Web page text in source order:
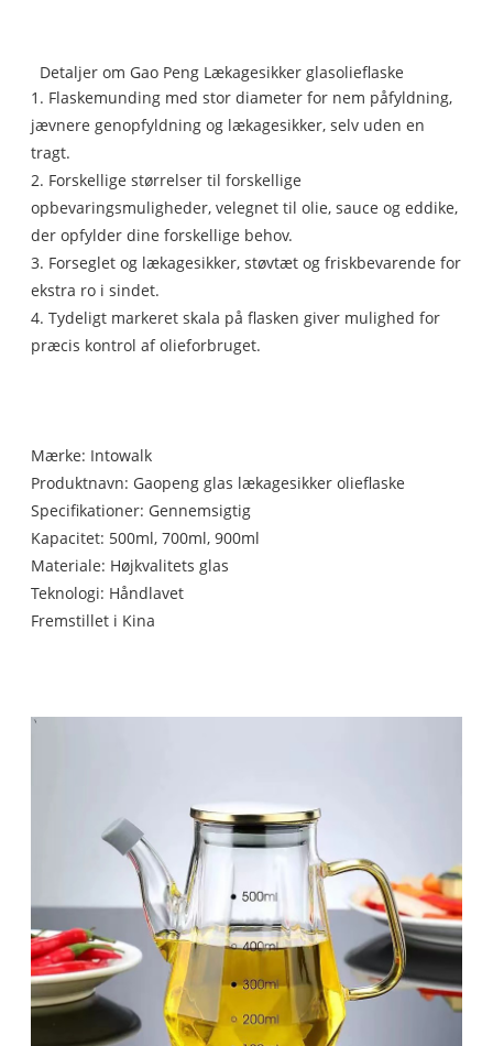
Detaljer om Gao Peng Lækagesikker glasolieflaske
1. Flaskemunding med stor diameter for nem påfyldning,
jævnere genopfyldning og lækagesikker, selv uden en
tragt.
2. Forskellige størrelser til forskellige
opbevaringsmuligheder, velegnet til olie, sauce og eddike,
der opfylder dine forskellige behov.
3. Forseglet og lækagesikker, støvtæt og friskbevarende for
ekstra ro i sindet.
4. Tydeligt markeret skala på flasken giver mulighed for
præcis kontrol af olieforbruget.
Mærke: Intowalk
Produktnavn: Gaopeng glas lækagesikker olieflaske
Specifikationer: Gennemsigtig
Kapacitet: 500ml, 700ml, 900ml
Materiale: Højkvalitets glas
Teknologi: Håndlavet
Fremstillet i Kina